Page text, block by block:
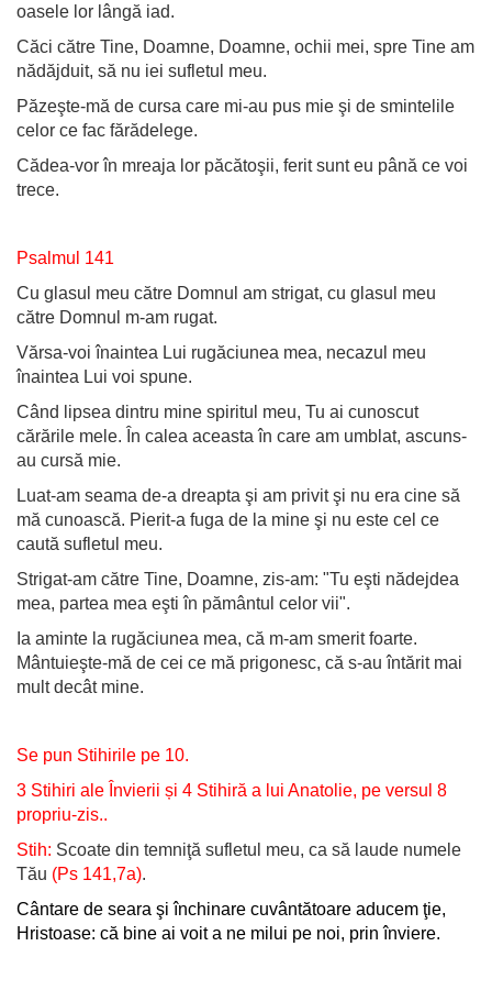
oasele lor lângă iad.
Căci către Tine, Doamne, Doamne, ochii mei, spre Tine am
nădăjduit, să nu iei sufletul meu.
Păzeşte-mă de cursa care mi-au pus mie şi de smintelile
celor ce fac fărădelege.
Cădea-vor în mreaja lor păcătoşii, ferit sunt eu până ce voi
trece.
Psalmul 141
Cu glasul meu către Domnul am strigat, cu glasul meu
către Domnul m-am rugat.
Vărsa-voi înaintea Lui rugăciunea mea, necazul meu
înaintea Lui voi spune.
Când lipsea dintru mine spiritul meu, Tu ai cunoscut
cărările mele. În calea aceasta în care am umblat, ascuns-
au cursă mie.
Luat-am seama de-a dreapta şi am privit şi nu era cine să
mă cunoască. Pierit-a fuga de la mine şi nu este cel ce
caută sufletul meu.
Strigat-am către Tine, Doamne, zis-am: "Tu eşti nădejdea
mea, partea mea eşti în pământul celor vii".
Ia aminte la rugăciunea mea, că m-am smerit foarte.
Mântuieşte-mă de cei ce mă prigonesc, că s-au întărit mai
mult decât mine.
Se pun Stihirile pe 10.
3 Stihiri ale Învierii și 4 Stihiră a lui Anatolie, pe versul 8
propriu-zis..
Stih: Scoate din temniţă sufletul meu, ca să laude numele
Tău (Ps 141,7a).
Cântare de seara şi închinare cuvântătoare aducem ţie,
Hristoase: că bine ai voit a ne milui pe noi, prin înviere.